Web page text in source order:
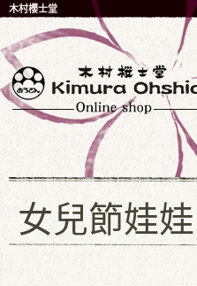
木村櫻士堂
女兒節娃